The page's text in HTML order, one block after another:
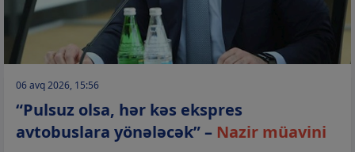
06 avq 2026, 15:56
“Pulsuz olsa, hər kəs ekspres
avtobuslara yönələcək” – Nazir müavini